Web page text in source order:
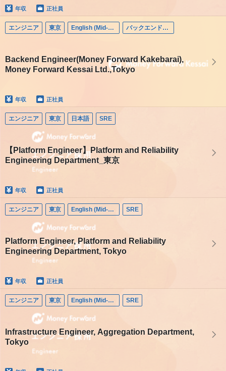
年収 正社員
エンジニア 東京 English (Mid-career) バックエンドエンジニア
Backend Engineer(Money Forward Kakebarai),
Money Forward Kessai Ltd.,Tokyo
年収 正社員
エンジニア 東京 日本語 SRE
【Platform Engineer】Platform and Reliability
Engineering Department_東京
年収 正社員
エンジニア 東京 English (Mid-career) SRE
Platform Engineer, Platform and Reliability
Engineering Department, Tokyo
年収 正社員
エンジニア 東京 English (Mid-career) SRE
Infrastructure Engineer, Aggregation Department,
Tokyo